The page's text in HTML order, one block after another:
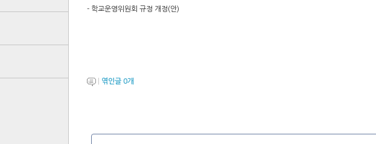
- 학교운영위원회 규정 개정(안)
엮인글 0개